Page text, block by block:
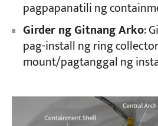
pagpapanatili ng
Girder ng Gitnang Arko:
pag-install ng ring
mount/pagtanggal ng